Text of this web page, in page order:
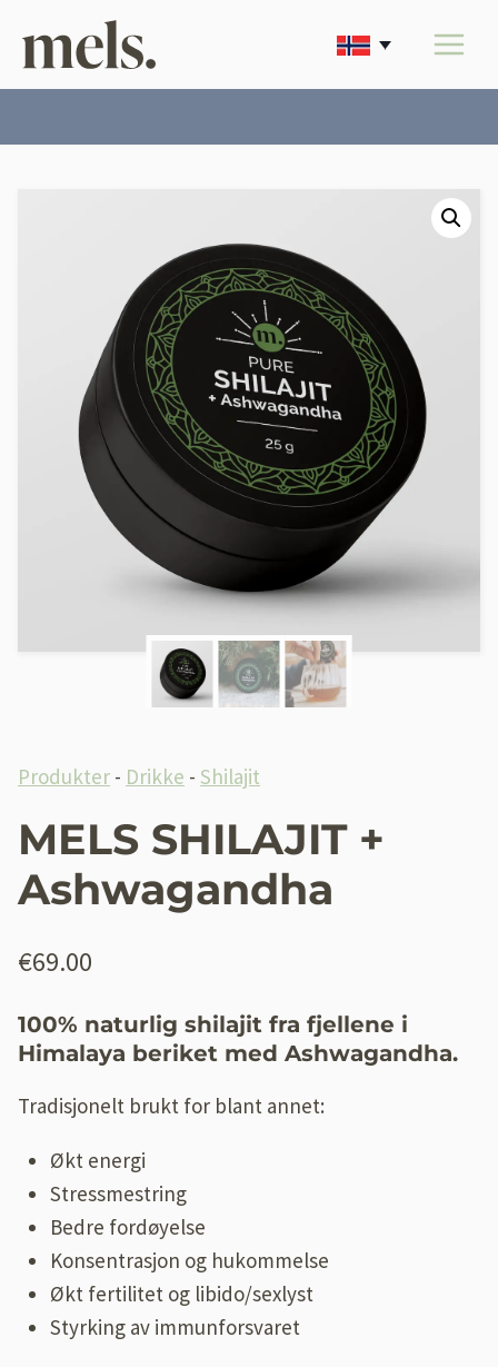
Produkter - Drikke - Shilajit
MELS SHILAJIT +
Ashwagandha
€69.00
100% naturlig shilajit fra fjellene i
Himalaya beriket med Ashwagandha.
Tradisjonelt brukt for blant annet:
Økt energi
Stressmestring
Bedre fordøyelse
Konsentrasjon og hukommelse
Økt fertilitet og libido/sexlyst
Styrking av immunforsvaret